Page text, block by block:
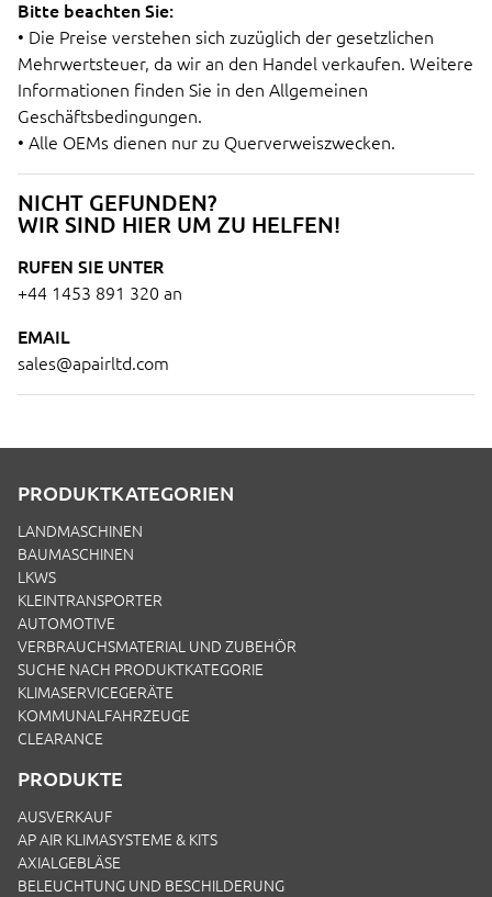
NICHT GEFUNDEN?
WIR SIND HIER UM ZU HELFEN!
RUFEN SIE UNTER
+44 1453 891 320 an
EMAIL
sales@apairltd.com
Bitte beachten Sie:
• Die Preise verstehen sich zuzüglich der gesetzlichen
Mehrwertsteuer, da wir an den Handel verkaufen. Weitere
Informationen finden Sie in den Allgemeinen
Geschäftsbedingungen.
• Alle OEMs dienen nur zu Querverweiszwecken.
PRODUKTKATEGORIEN
LANDMASCHINEN
BAUMASCHINEN
LKWS
KLEINTRANSPORTER
AUTOMOTIVE
VERBRAUCHSMATERIAL UND ZUBEHÖR
SUCHE NACH PRODUKTKATEGORIE
KLIMASERVICEGERÄTE
KOMMUNALFAHRZEUGE
CLEARANCE
PRODUKTE
AUSVERKAUF
AP AIR KLIMASYSTEME & KITS
AXIALGEBLÄSE
BELEUCHTUNG UND BESCHILDERUNG